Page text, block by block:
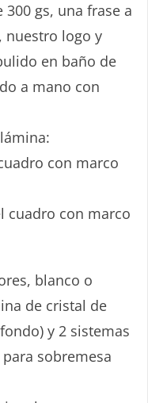
gs, una frase a
nuestro logo y
en baño de
a mano con
con marco
cuadro con marco
blanco o
de cristal de
y 2 sistemas
sobremesa
PIEDRA!